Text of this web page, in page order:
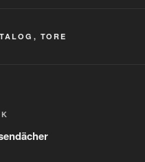
, TORE